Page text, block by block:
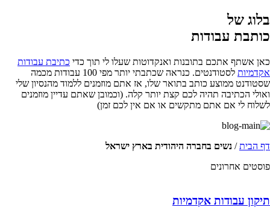
בלוג של
כותבת עבודות
כאן אשתף אתכם בתובנות ואנקדוטות שעלו לי תוך כדי כתיבת עבודות
אקדמיות
לסטודנטים. כנראה שכתבתי יותר מפי 100 עבודות מכמה
שסטודנט ממוצע כותב בתואר שלו, אז אתם מוזמנים ללמוד מהנסיון שלי
ואולי הכתיבה תהיה לכם קצת יותר קלה. (וכמובן שאתם עדיין מוזמנים
לשלוח לי אם אתם מתקשים או אם אין לכם זמן)
דף הבית/ נשים בחברה היהודית בארץ ישראל
פוסטים אחרונים
תיקון עבודות אקדמיות